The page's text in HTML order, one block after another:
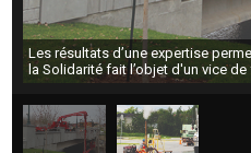
Les résultats d’une expertise
la Solidarité fait l’objet d'un vice